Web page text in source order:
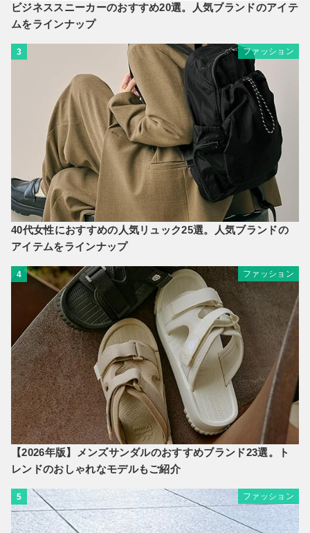
ビジネススニーカーのおすすめ20選。人気ブランドのアイテ
ムをラインナップ
3 ファッション
40代女性におすすめの人気リュック25選。人気ブランドの
アイテムをラインナップ
4 ファッション
【2026年版】メンズサンダルのおすすめブランド23選。ト
レンドのおしゃれなモデルもご紹介
5 ファッション